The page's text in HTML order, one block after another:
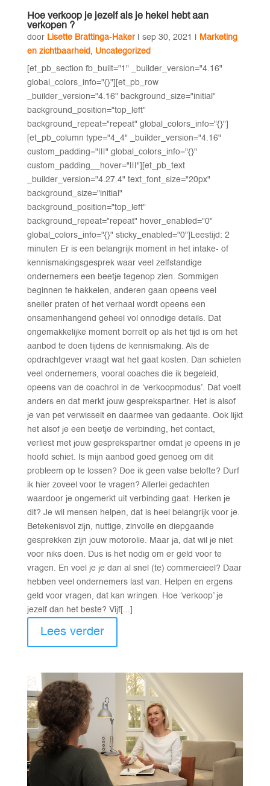
Hoe verkoop je jezelf als je hekel hebt aan
verkopen ?
door Lisette Brattinga-Haker| sep 30, 2021
Marketing
en zichtbaarheid , Uncategorized
[et_pb_section fb_built="1" _builder_version="4.16"
global_colors_info="{}"][et_pb_row
_builder_version="4.16" background_size="initial"
background_position="top_left"
background_repeat="repeat" global_colors_info="{}"]
[et_pb_column type="4_4" _builder_version="4.16"
custom_padding="|||" global_colors_info="{}"
custom_padding__hover="|||"][et_pb_text
_builder_version="4.27.4" text_font_size="20px"
background_size="initial"
background_position="top_left"
background_repeat="repeat" hover_enabled="0"
global_colors_info="{}" sticky_enabled="0"]Leestijd: 2
minuten Er is een belangrijk moment in het intake- of
kennismakingsgesprek waar veel zelfstandige
ondernemers een beetje tegenop zien. Sommigen
beginnen te hakkelen, anderen gaan opeens veel
sneller praten of het verhaal wordt opeens een
onsamenhangend geheel vol onnodige details. Dat
ongemakkelijke moment borrelt op als het tijd is om het
aanbod te doen tijdens de kennismaking. Als de
opdrachtgever vraagt wat het gaat kosten. Dan schieten
veel ondernemers, vooral coaches die ik begeleid,
opeens van de coachrol in de ‘verkoopmodus’. Dat voelt
anders en dat merkt jouw gesprekspartner. Het is alsof
je van pet verwisselt en daarmee van gedaante. Ook lijkt
het alsof je een beetje de verbinding, het contact,
verliest met jouw gesprekspartner omdat je opeens in je
hoofd schiet. Is mijn aanbod goed genoeg om dit
probleem op te lossen? Doe ik geen valse belofte? Durf
ik hier zoveel voor te vragen? Allerlei gedachten
waardoor je ongemerkt uit verbinding gaat. Herken je
dit? Je wil mensen helpen, dat is heel belangrijk voor je.
Betekenisvol zijn, nuttige, zinvolle en diepgaande
gesprekken zijn jouw motorolie. Maar ja, dat wil je niet
voor niks doen. Dus is het nodig om er geld voor te
vragen. En voel je je dan al snel (te) commercieel? Daar
hebben veel ondernemers last van. Helpen en ergens
geld voor vragen, dat kan wringen. Hoe ‘verkoop’ je
jezelf dan het beste? Vijf[...]
Lees verder